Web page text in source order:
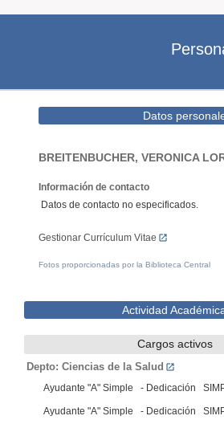
Datos
BREITENBUCHER, VERONICA
Información de contacto
Datos de contacto no especificados.
Gestionar Currículum Vitae
Fotos proporcionadas por la Biblioteca Central
Actividad
Cargos activos
Depto: Ciencias de la Salud
Ayudante "A" Simple - Dedicación
Ayudante "A" Simple - Dedicación